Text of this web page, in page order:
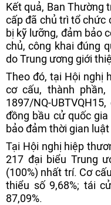
Kết quả, Ban Thường
cấp đã chủ trì tổ chức
bị kỹ lưỡng, đảm bảo
chủ, công khai đúng
do Trung ương giới
Theo đó, tại Hội nghị
cơ cấu, thành
1897/NQ-
đồng bầu cử quốc
bảo đảm thời gian luật
Tại Hội nghị hiệp
217 đại biểu Trung
(100%) nhất trí. Cơ
thiểu số 9,68%; tái
87,09%.